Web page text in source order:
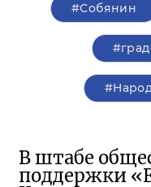
#Собянин
В штабе
поддержки